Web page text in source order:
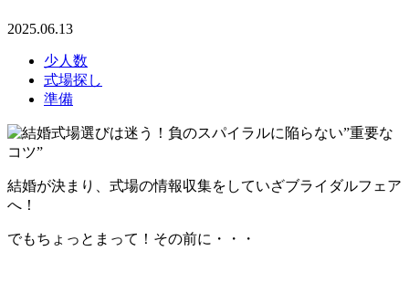
2025.06.13
少人数
式場探し
準備
結婚が決まり、式場の情報収集をしていざブライダルフェア
へ！
でもちょっとまって！その前に・・・